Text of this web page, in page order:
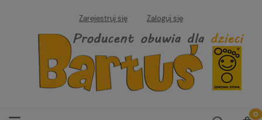
Zarejestruj się Zaloguj się